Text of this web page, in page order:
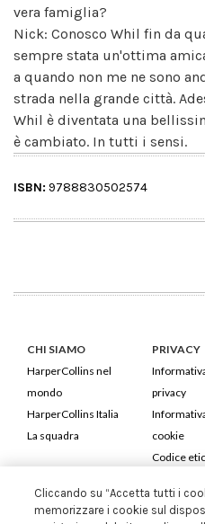
vera famiglia?
Nick: Conosco Whil fin da
sempre stata un'ottima
a quando non me ne sono
strada nella grande città.
Whil è diventata una
è cambiato. In tutti i sensi.
ISBN: 9788830502574
CHI SIAMO
HarperCollins nel
mondo
HarperCollins Italia
La squadra
PRIVACY
privacy
cookie
Codice
HarperCollins Italia S.p.A.
Cliccando su “Accetta tutti i
memorizzare i cookie sul